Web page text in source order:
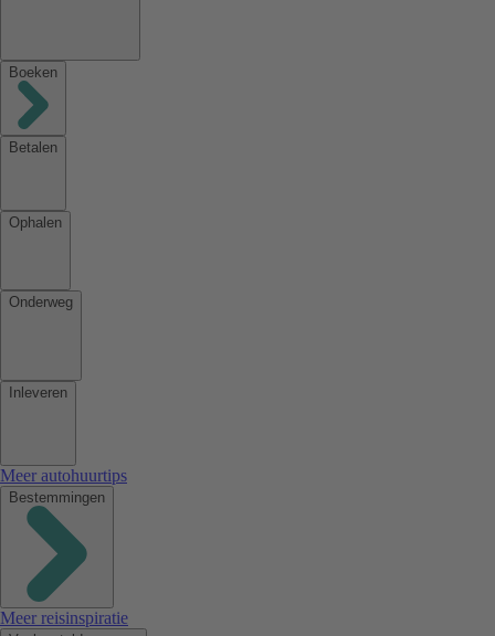
Boeken
Betalen
Ophalen
Onderweg
Inleveren
Meer autohuurtips
Bestemmingen
Meer reisinspiratie